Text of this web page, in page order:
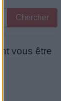
Chercher
vous être